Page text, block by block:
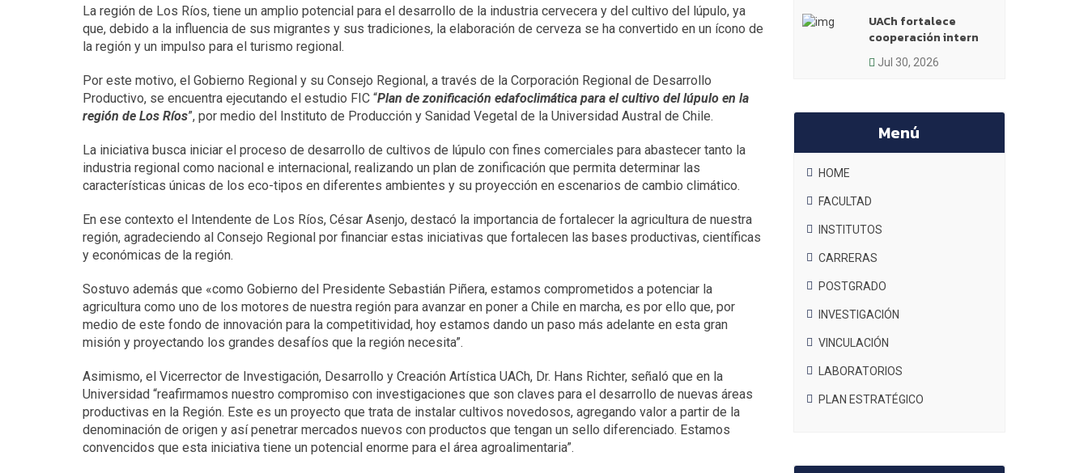
La región de Los Ríos, tiene un amplio potencial para el desarrollo de la industria cervecera y del cultivo del lúpulo, ya
que, debido a la influencia de sus migrantes y sus tradiciones, la elaboración de cerveza se ha convertido en un ícono de
la región y un impulso para el turismo regional.
Por este motivo, el Gobierno Regional y su Consejo Regional, a través de la Corporación Regional de Desarrollo
Productivo, se encuentra ejecutando el estudio FIC “Plan de zonificación edafoclimática para el cultivo del lúpulo en la
región de Los Ríos”, por medio del Instituto de Producción y Sanidad Vegetal de la Universidad Austral de Chile.
La iniciativa busca iniciar el proceso de desarrollo de cultivos de lúpulo con fines comerciales para abastecer tanto la
industria regional como nacional e internacional, realizando un plan de zonificación que permita determinar las
características únicas de los eco-tipos en diferentes ambientes y su proyección en escenarios de cambio climático.
En ese contexto el Intendente de Los Ríos, César Asenjo, destacó la importancia de fortalecer la agricultura de nuestra
región, agradeciendo al Consejo Regional por financiar estas iniciativas que fortalecen las bases productivas, científicas
y económicas de la región.
Sostuvo además que «como Gobierno del Presidente Sebastián Piñera, estamos comprometidos a potenciar la
agricultura como uno de los motores de nuestra región para avanzar en poner a Chile en marcha, es por ello que, por
medio de este fondo de innovación para la competitividad, hoy estamos dando un paso más adelante en esta gran
misión y proyectando los grandes desafíos que la región necesita”.
Asimismo, el Vicerrector de Investigación, Desarrollo y Creación Artística UACh, Dr. Hans Richter, señaló que en la
Universidad “reafirmamos nuestro compromiso con investigaciones que son claves para el desarrollo de nuevas áreas
productivas en la Región. Este es un proyecto que trata de instalar cultivos novedosos, agregando valor a partir de la
denominación de origen y así penetrar mercados nuevos con productos que tengan un sello diferenciado. Estamos
convencidos que esta iniciativa tiene un potencial enorme para el área agroalimentaria”.
UACh fortalece
cooperación intern
Jul 30, 2026
Menú
HOME
FACULTAD
INSTITUTOS
CARRERAS
POSTGRADO
INVESTIGACIÓN
VINCULACIÓN
LABORATORIOS
PLAN ESTRATÉGICO